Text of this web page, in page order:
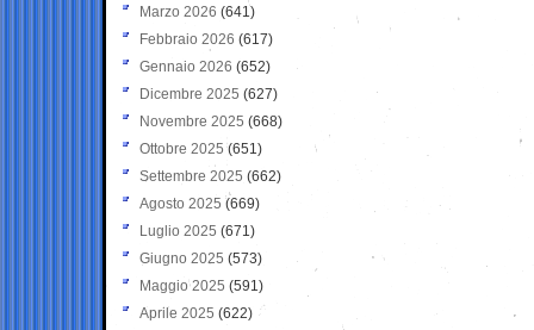
Marzo 2026 (641)
Febbraio 2026 (617)
Gennaio 2026 (652)
Dicembre 2025 (627)
Novembre 2025 (668)
Ottobre 2025 (651)
Settembre 2025 (662)
Agosto 2025 (669)
Luglio 2025 (671)
Giugno 2025 (573)
Maggio 2025 (591)
Aprile 2025 (622)